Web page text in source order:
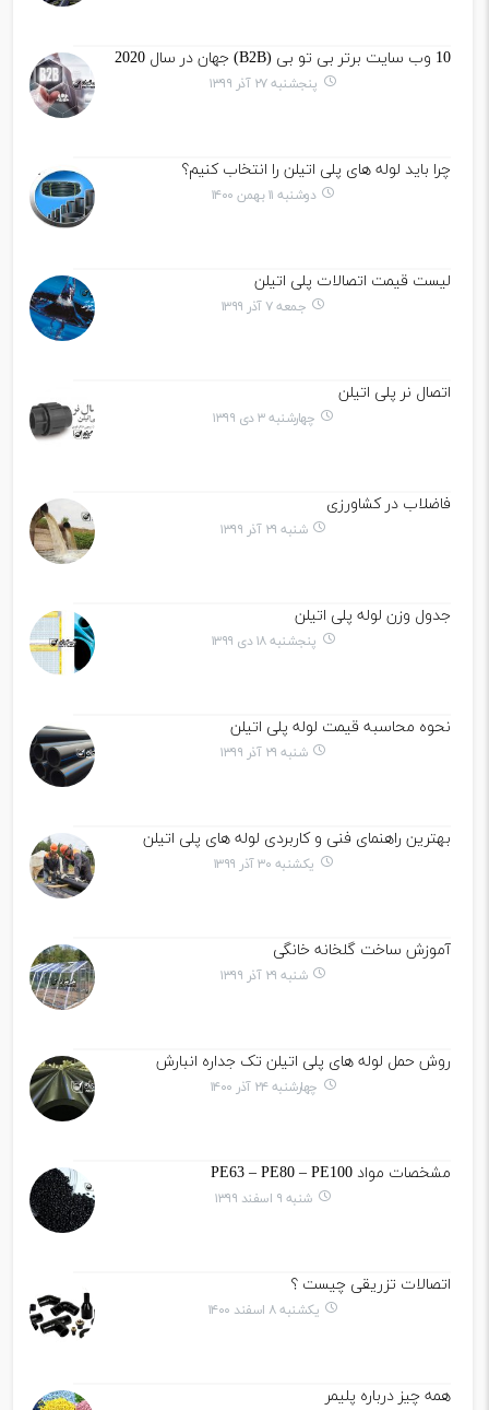
10 وب سایت برتر بی تو بی (B2B) جهان در سال 2020
پنجشنبه ۲۷ آذر ۱۳۹۹
چرا باید لوله های پلی اتیلن را انتخاب کنیم؟
دوشنبه ۱۱ بهمن ۱۴۰۰
لیست قیمت اتصالات پلی اتیلن
جمعه ۷ آذر ۱۳۹۹
اتصال نر پلی اتیلن
چهارشنبه ۳ دی ۱۳۹۹
فاضلاب در کشاورزی
شنبه ۲۹ آذر ۱۳۹۹
جدول وزن لوله پلی اتیلن
پنجشنبه ۱۸ دی ۱۳۹۹
نحوه محاسبه قیمت لوله پلی اتیلن
شنبه ۲۹ آذر ۱۳۹۹
بهترین راهنمای فنی و کاربردی لوله های پلی اتیلن
یکشنبه ۳۰ آذر ۱۳۹۹
آموزش ساخت گلخانه خانگی
شنبه ۲۹ آذر ۱۳۹۹
روش حمل لوله های پلی اتیلن تک جداره انبارش
چهارشنبه ۲۴ آذر ۱۴۰۰
مشخصات مواد PE63 – PE80 – PE100
شنبه ۹ اسفند ۱۳۹۹
اتصالات تزریقی چیست ؟
یکشنبه ۸ اسفند ۱۴۰۰
همه چیز درباره پلیمر